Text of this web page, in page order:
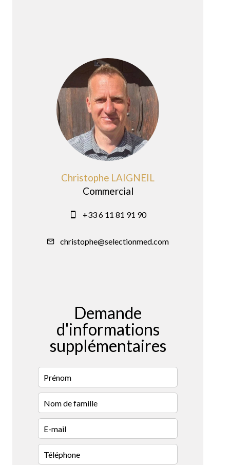
Christophe LAIGNEIL
Commercial
+33 6 11 81 91 90
christophe@selectionmed.com
Demande
d'informations
supplémentaires